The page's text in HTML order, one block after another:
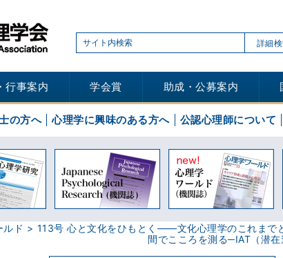
詳細
行事案内 学会賞 助成・公募案内
の方へ 心理学に興味のある方へ 公認心理師について
ルド 113号 心と文化をひもとく――文化心理学のこれまで
間でこころを測る─IAT（潜